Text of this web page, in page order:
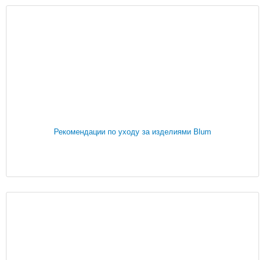
Рекомендации по уходу за изделиями Blum